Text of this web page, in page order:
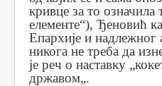
кривце за то означила
елементе“), Ђеновић
Епархије и надлежног
никога не треба да
је реч о наставку
државом„.